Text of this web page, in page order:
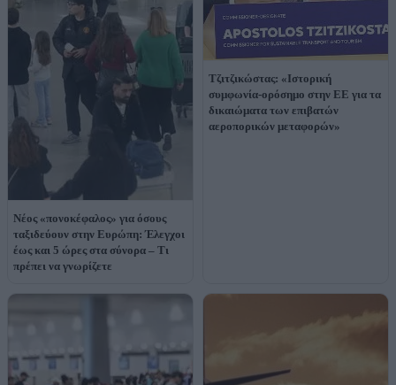
Νέος «πονοκέφαλος» για όσους
ταξιδεύουν στην Ευρώπη: Έλεγχοι
έως και 5 ώρες στα σύνορα – Τι
πρέπει να γνωρίζετε
Τζιτζικώστας: «Ιστορική
συμφωνία-ορόσημο στην ΕΕ για τα
δικαιώματα των επιβατών
αεροπορικών μεταφορών»